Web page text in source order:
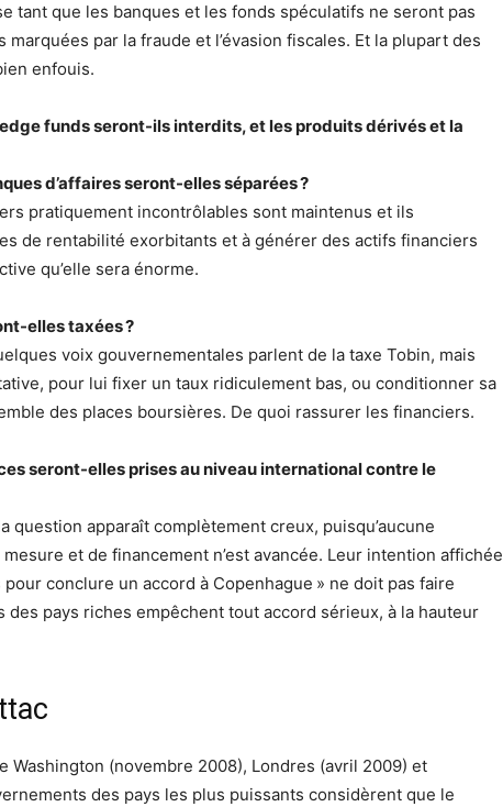
tant que les banques et les fonds spéculatifs ne seront pas
marquées par la fraude et l’évasion fiscales. Et la plupart des
enfouis.
funds seront-ils interdits, et les produits dérivés et la
d’affaires seront-elles séparées ?
pratiquement incontrôlables sont maintenus et ils
de rentabilité exorbitants et à générer des actifs financiers
qu’elle sera énorme.
elles taxées ?
voix gouvernementales parlent de la taxe Tobin, mais
pour lui fixer un taux ridiculement bas, ou conditionner sa
des places boursières. De quoi rassurer les financiers.
seront-elles prises au niveau international contre le
question apparaît complètement creux, puisqu’aucune
et de financement n’est avancée. Leur intention affichée
conclure un accord à Copenhague » ne doit pas faire
pays riches empêchent tout accord sérieux, à la hauteur
Washington (novembre 2008), Londres (avril 2009) et
des pays les plus puissants considèrent que le